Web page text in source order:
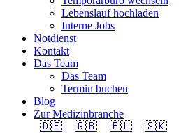
Lebenslauf hochladen
Interne Jobs
Notdienst
Kontakt
Das Team
Das Team
Termin buchen
Blog
Zur Medizinbranche
🇩🇪
🇬🇧 🇵🇱 🇸🇰